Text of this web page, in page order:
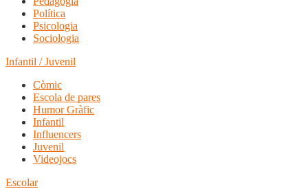
Política
Psicologia
Sociologia
Infantil / Juvenil
Còmic
Escola de pares
Humor Gràfic
Infantil
Influencers
Juvenil
Videojocs
Escolar